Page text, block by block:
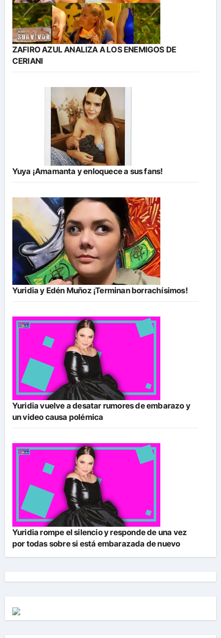
ZAFIRO AZUL ANALIZA A LOS ENEMIGOS DE
CERIANI
Yuya ¡Amamanta y enloquece a sus fans!
Yuridia y Edén Muñoz ¡Terminan borrachísimos!
Yuridia vuelve a desatar rumores de embarazo y
un video causa polémica
Yuridia rompe el silencio y responde de una vez
por todas sobre si está embarazada de nuevo